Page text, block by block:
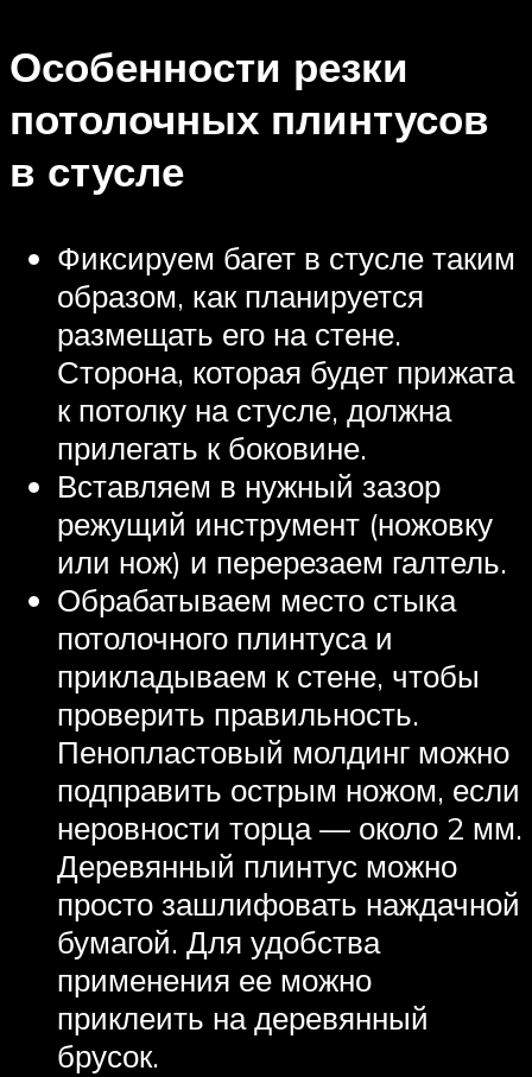
Особенности резки
потолочных плинтусов
в стусле
Фиксируем багет в стусле таким
образом, как планируется
размещать его на стене.
Сторона, которая будет прижата
к потолку на стусле, должна
прилегать к боковине.
Вставляем в нужный зазор
режущий инструмент (ножовку
или нож) и перерезаем галтель.
Обрабатываем место стыка
потолочного плинтуса и
прикладываем к стене, чтобы
проверить правильность.
Пенопластовый молдинг можно
подправить острым ножом, если
неровности торца — около 2 мм.
Деревянный плинтус можно
просто зашлифовать наждачной
бумагой. Для удобства
применения ее можно
приклеить на деревянный
брусок.